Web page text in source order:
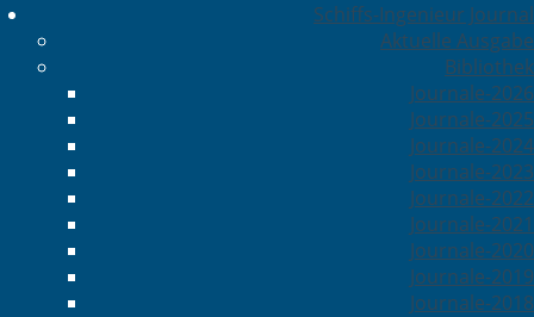
Schiffs-Ingenieur Journal
Aktuelle Ausgabe
Bibliothek
Journale-2026
Journale-2025
Journale-2024
Journale-2023
Journale-2022
Journale-2021
Journale-2020
Journale-2019
Journale-2018